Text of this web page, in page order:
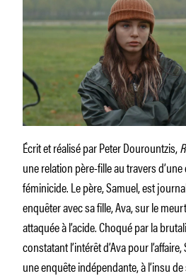
Écrit et réalisé par Peter Dourountzis,
une relation père-fille au travers
féminicide. Le père, Samuel, est
enquêter avec sa fille, Ava, sur le
attaquée à l’acide. Choqué par la
constatant l’intérêt d’Ava pour
une enquête indépendante, à l’insu